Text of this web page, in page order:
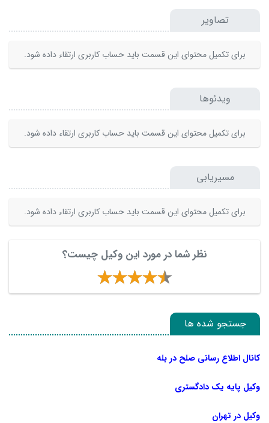
تصاویر
برای تکمیل محتوای این قسمت باید حساب کاربری ارتقاء داده شود.
ویدئوها
برای تکمیل محتوای این قسمت باید حساب کاربری ارتقاء داده شود.
مسیریابی
برای تکمیل محتوای این قسمت باید حساب کاربری ارتقاء داده شود.
نظر شما در مورد این وکیل چیست؟
جستجو شده ها
کانال اطلاع رسانی صلح در بله
وکیل پایه یک دادگستری
وکیل در تهران